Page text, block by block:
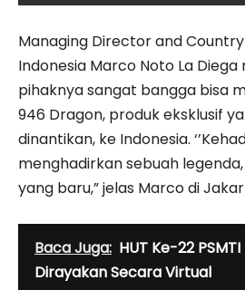
Managing Director and Country
Indonesia Marco Noto La
pihaknya sangat bangga bisa
946 Dragon, produk eksklusif
dinantikan, ke Indonesia.
menghadirkan sebuah
yang baru,” jelas Marco di
Baca Juga: HUT Ke-22 PSMTI
Dirayakan Secara Virtual